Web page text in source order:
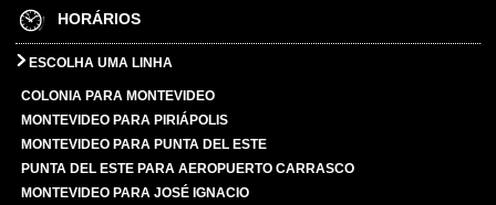
HORÁRIOS
ESCOLHA UMA LINHA
COLONIA PARA MONTEVIDEO
MONTEVIDEO PARA PIRIÁPOLIS
MONTEVIDEO PARA PUNTA DEL ESTE
PUNTA DEL ESTE PARA AEROPUERTO CARRASCO
MONTEVIDEO PARA JOSÉ IGNACIO